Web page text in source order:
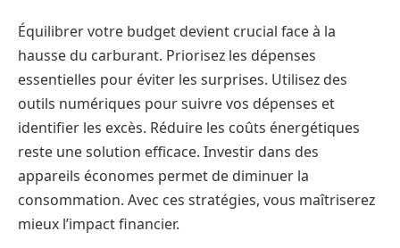
Équilibrer votre budget devient crucial face à la
hausse du carburant. Priorisez les dépenses
essentielles pour éviter les surprises. Utilisez des
outils numériques pour suivre vos dépenses et
identifier les excès. Réduire les coûts énergétiques
reste une solution efficace. Investir dans des
appareils économes permet de diminuer la
consommation. Avec ces stratégies, vous maîtriserez
mieux l’impact financier.